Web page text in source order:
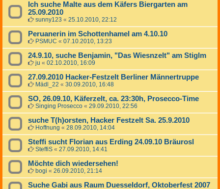
Ich suche Malte aus dem Käfers Biergarten am
25.09.2010
sunny123 « 25.10.2010, 22:12
Peruanerin im Schottenhamel am 4.10.10
PSMUC « 07.10.2010, 13:23
24.9.10, suche Benjamin, "Das Wiesnzelt" am Stiglm
ju « 02.10.2010, 16:09
27.09.2010 Hacker-Festzelt Berliner Männertruppe
Mädl_22 « 30.09.2010, 16:48
SO, 26.09.10, Käferzelt, ca. 23:30h, Prosecco-Time
Singing Prosecco « 29.09.2010, 22:56
suche T(h)orsten, Hacker Festzelt Sa. 25.9.2010
Hoffnung « 28.09.2010, 14:04
Steffi sucht Florian aus Erding 24.09.10 Bräurosl
SteffiS « 27.09.2010, 14:41
Möchte dich wiedersehen!
bogi « 26.09.2010, 21:14
Suche Gabi aus Raum Duesseldorf, Oktoberfest 2007